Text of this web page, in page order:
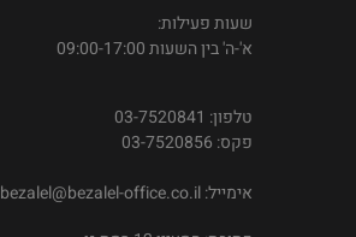
שעות פעילות:
א'-ה' בין השעות 09:00-17:00
טלפון: 03-7520841
פקס: 03-7520856
אימייל:bezalel@bezalel-office.co.il